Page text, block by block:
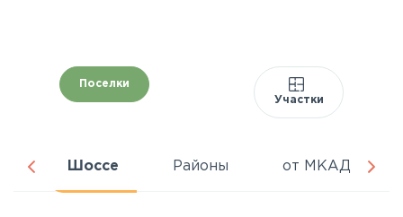
Поселки
Участки
Шоссе Районы от МКАД